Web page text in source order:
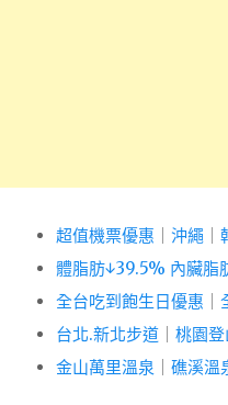
超值機票優惠 沖繩
體脂肪↓39.5% 內臟脂
全台吃到飽生日優惠
台北.新北步道
桃園
金山萬里溫泉
礁溪溫